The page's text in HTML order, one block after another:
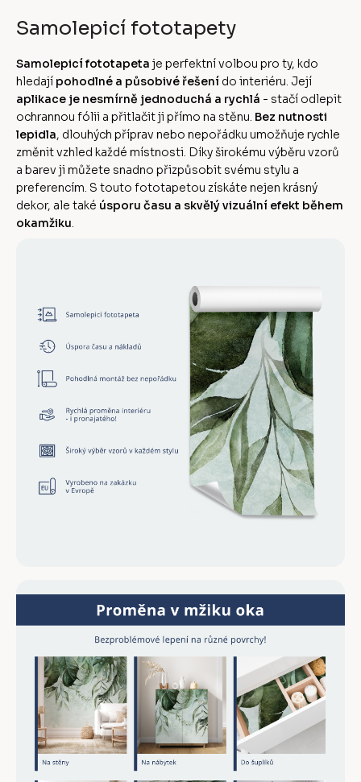
Samolepicí fototapety
Samolepicí fototapeta je perfektní volbou pro ty, kdo
hledají pohodlné a působivé řešení do interiéru. Její
aplikace je nesmírně jednoduchá a rychlá - stačí odlepit
ochrannou fólii a přitlačit ji přímo na stěnu. Bez nutnosti
lepidla, dlouhých příprav nebo nepořádku umožňuje rychle
změnit vzhled každé místnosti. Díky širokému výběru vzorů
a barev ji můžete snadno přizpůsobit svému stylu a
preferencím. S touto fototapetou získáte nejen krásný
dekor, ale také úsporu času a skvělý vizuální efekt během
okamžiku.